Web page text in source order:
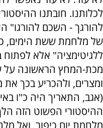
לכלותנו. חובתנו
להורגך - השכם להורגו"
של מלחמת ששת הימים,
ללגיטימציה" אלא
מכת-המחץ הראשונה על
ומצרים, ולהכריע בכך
(אגב, התאריך היה כ"ו
ההיסטורי הפשוט הזה